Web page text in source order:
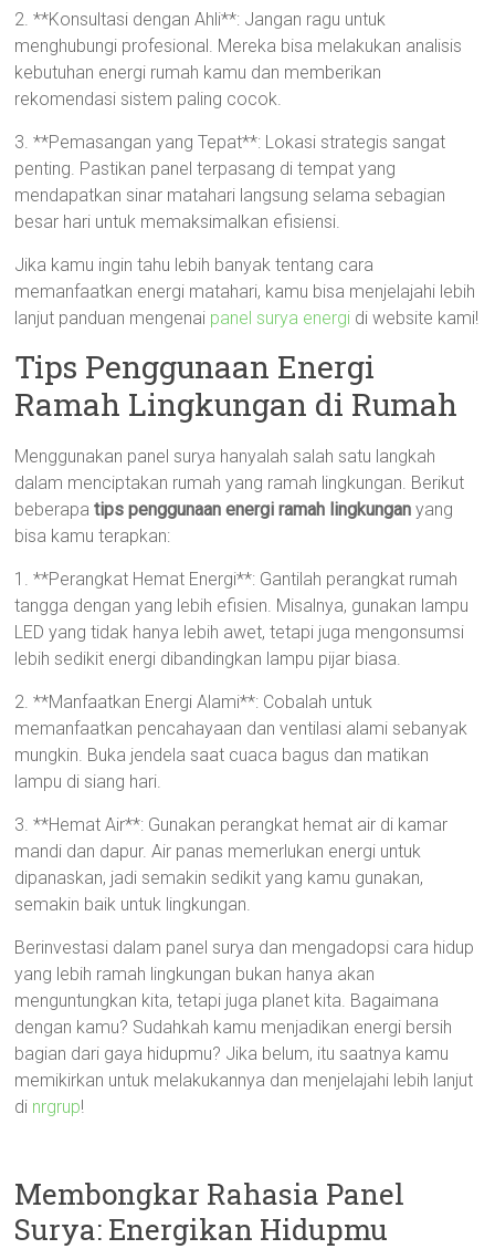
2. **Konsultasi dengan Ahli**: Jangan ragu untuk
menghubungi profesional. Mereka bisa melakukan analisis
kebutuhan energi rumah kamu dan memberikan
rekomendasi sistem paling cocok.
3. **Pemasangan yang Tepat**: Lokasi strategis sangat
penting. Pastikan panel terpasang di tempat yang
mendapatkan sinar matahari langsung selama sebagian
besar hari untuk memaksimalkan efisiensi.
Jika kamu ingin tahu lebih banyak tentang cara
memanfaatkan energi matahari, kamu bisa menjelajahi lebih
lanjut panduan mengenai panel surya energi di website kami!
Tips Penggunaan Energi
Ramah Lingkungan di Rumah
Menggunakan panel surya hanyalah salah satu langkah
dalam menciptakan rumah yang ramah lingkungan. Berikut
beberapatips penggunaan energi ramah lingkungan yang
bisa kamu terapkan:
1. **Perangkat Hemat Energi**: Gantilah perangkat rumah
tangga dengan yang lebih efisien. Misalnya, gunakan lampu
LED yang tidak hanya lebih awet, tetapi juga mengonsumsi
lebih sedikit energi dibandingkan lampu pijar biasa.
2. **Manfaatkan Energi Alami**: Cobalah untuk
memanfaatkan pencahayaan dan ventilasi alami sebanyak
mungkin. Buka jendela saat cuaca bagus dan matikan
lampu di siang hari.
3. **Hemat Air**: Gunakan perangkat hemat air di kamar
mandi dan dapur. Air panas memerlukan energi untuk
dipanaskan, jadi semakin sedikit yang kamu gunakan,
semakin baik untuk lingkungan.
Berinvestasi dalam panel surya dan mengadopsi cara hidup
yang lebih ramah lingkungan bukan hanya akan
menguntungkan kita, tetapi juga planet kita. Bagaimana
dengan kamu? Sudahkah kamu menjadikan energi bersih
bagian dari gaya hidupmu? Jika belum, itu saatnya kamu
memikirkan untuk melakukannya dan menjelajahi lebih lanjut
di nrgrup!
Membongkar Rahasia Panel
Surya: Energikan Hidupmu